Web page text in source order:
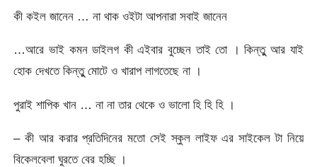
কী কইল জানেন … না থাক ওইটা আপনারা সবাই জানেন
…আরে ভাই কমন ডাইলগ কী এইবার বুচ্ছেন তাই তো । কিন্তুু আর যাই
হোক দেখতে কিন্তুু মোটে ও খারাপ লাগতেছে না ।
পুরাই শাপিক খান … না না তার থেকে ও ভালো হি হি হি ।
– কী আর করার প্রতিদিনের মতো সেই স্কুল লাইফ এর সাইকেল টা নিয়ে
বিকেলবেলা ঘুরতে বের হচ্ছি ।